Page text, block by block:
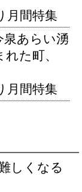
月間特集
泉あらい湧
た町、
月間特集
しくなる